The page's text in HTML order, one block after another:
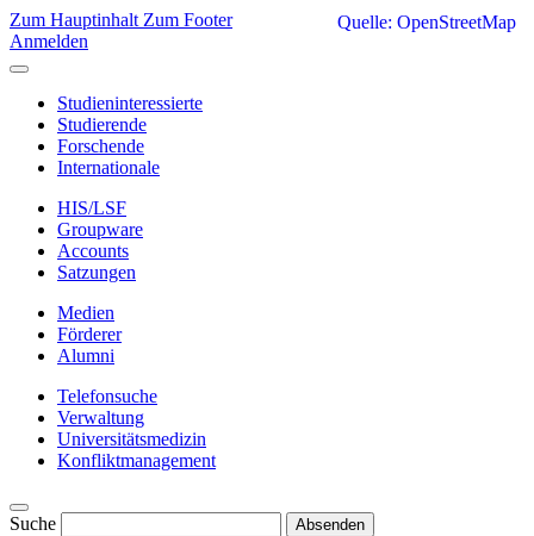
Zum Hauptinhalt Zum Footer
Anmelden
Studieninteressierte
Studierende
Forschende
Internationale
HIS/LSF
Groupware
Accounts
Satzungen
Medien
Förderer
Alumni
Telefonsuche
Verwaltung
Universitätsmedizin
Konfliktmanagement
Suche Absenden
Quelle: OpenStreetMap